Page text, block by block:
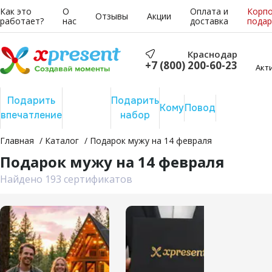
Как это
работает?
О
нас
Отзывы Акции
Оплата и
доставка
Краснодар
+7 (800) 200-60-23
Подарить
впечатление
Подарить
набор
КомуПовод
Главная Каталог Подарок мужу на 14 февраля
Подарок мужу на 14 февраля
Найдено 193 сертификатов